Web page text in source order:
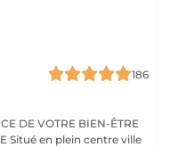
186
DE VOTRE BIEN-ÊTRE